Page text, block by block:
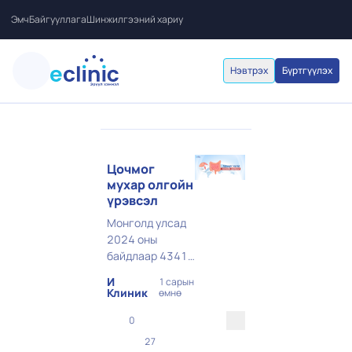
ЭмчБайгууллагаШинжилгээний хариу
Нэвтрэх Бүртгүүлэх
Цочмог
мухар олгойн
үрэвсэл
Монголд улсад
2024 оны
байдлаар 4341
оношлогдсон
2024 оны
хооронд нийт
И
Клиник
1 сарын
өмнө
0
27